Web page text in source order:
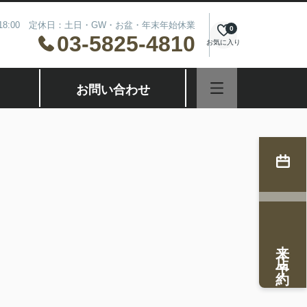
定休日：土日・GW・お盆・年末年始休業
03-5825-4810 お気に入り
0
お問い合わせ
来店予約